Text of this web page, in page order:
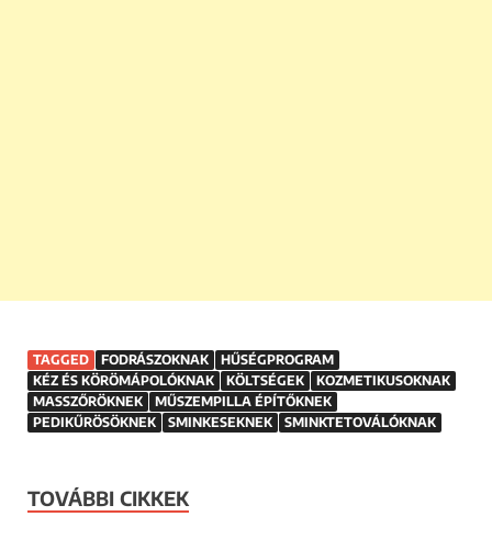
TAGGED FODRÁSZOKNAK
HŰSÉGPROGRAM
KÉZ ÉS KÖRÖMÁPOLÓKNAK
KÖLTSÉGEK
KOZMETIKUSOKNAK
MASSZŐRÖKNEK
MŰSZEMPILLA ÉPÍTŐKNEK
PEDIKŰRÖSÖKNEK
SMINKESEKNEK SMINKTETOVÁLÓKNAK
TOVÁBBI CIKKEK